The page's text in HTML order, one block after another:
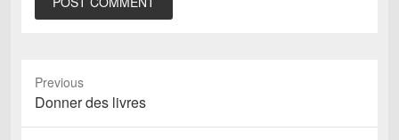
Previous
Previous
post:
Donner des livres